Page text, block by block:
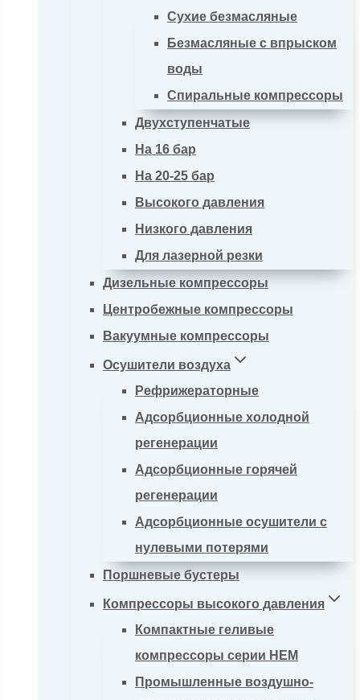
Сухие безмасляные
Безмасляные с впрыском
воды
Спиральные компрессоры
Двухступенчатые
На 16 бар
На 20-25 бар
Высокого давления
Низкого давления
Для лазерной резки
Дизельные компрессоры
Центробежные компрессоры
Вакуумные компрессоры
Осушители воздуха
Рефрижераторные
Адсорбционные холодной
регенерации
Адсорбционные горячей
регенерации
Адсорбционные осушители с
нулевыми потерями
Поршневые бустеры
Компрессоры высокого давления
Компактные геливые
компрессоры серии HEM
Промышленные воздушно-